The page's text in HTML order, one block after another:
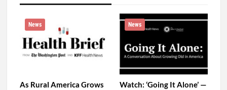
News
As Rural America Grows
News
Watch: ‘Going It Alone’ —